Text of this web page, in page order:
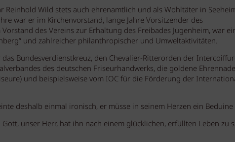
Reinhold Wild stets auch ehrenamtlich und als Wohltäter in
war er im Kirchenvorstand, lange Jahre Vorsitzender des
des Vereins zur Erhaltung des Freibades Jugenheim, war
und zahlreicher philanthropischer und Umweltaktivitäten.
Bundesverdienstkreuz, den Chevalier-Ritterorden der
des deutschen Friseurhandwerks, die goldene
und beispielsweise vom IOC für die Förderung der
deshalb einmal ironisch, er müsse in seinem Herzen ein Beduine
unser Herr, hat ihn nach einem glücklichen, erfüllten Leben zu